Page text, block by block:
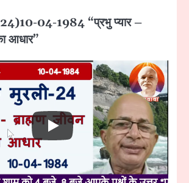
04-1984 “प्रभु प्यार –
आधार”